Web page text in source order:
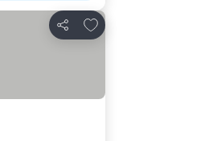
Partilhar
Adicionar aos favoritos